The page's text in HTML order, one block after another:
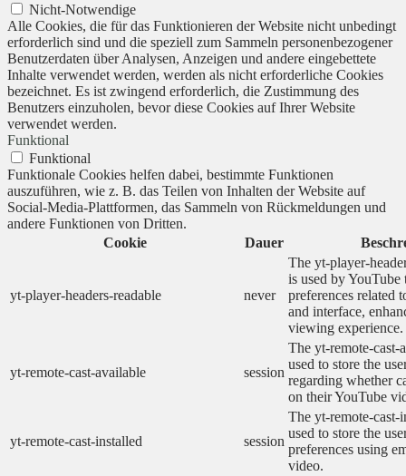
Nicht-Notwendige
Alle Cookies, die für das Funktionieren der Website nicht unbedingt
erforderlich sind und die speziell zum Sammeln personenbezogener
Benutzerdaten über Analysen, Anzeigen und andere eingebettete
Inhalte verwendet werden, werden als nicht erforderliche Cookies
bezeichnet. Es ist zwingend erforderlich, die Zustimmung des
Benutzers einzuholen, bevor diese Cookies auf Ihrer Website
verwendet werden.
Funktional
Funktional
Funktionale Cookies helfen dabei, bestimmte Funktionen
auszuführen, wie z. B. das Teilen von Inhalten der Website auf
Social-Media-Plattformen, das Sammeln von Rückmeldungen und
andere Funktionen von Dritten.
Cookie
Dauer
yt-player-headers-readable never
The yt-player-
is used by YouTube
preferences related
and interface,
viewing experience.
yt-remote-cast-available session
The yt-remote-cast-
used to store the
regarding whether
on their YouTube
yt-remote-cast-installed session
The yt-remote-cast-
used to store the
preferences using
video.